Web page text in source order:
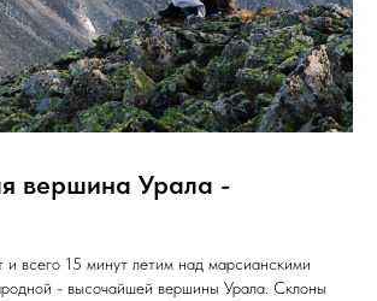
вершина Урала -
и всего 15 минут летим над марсианскими
- высочайшей вершины Урала. Склоны